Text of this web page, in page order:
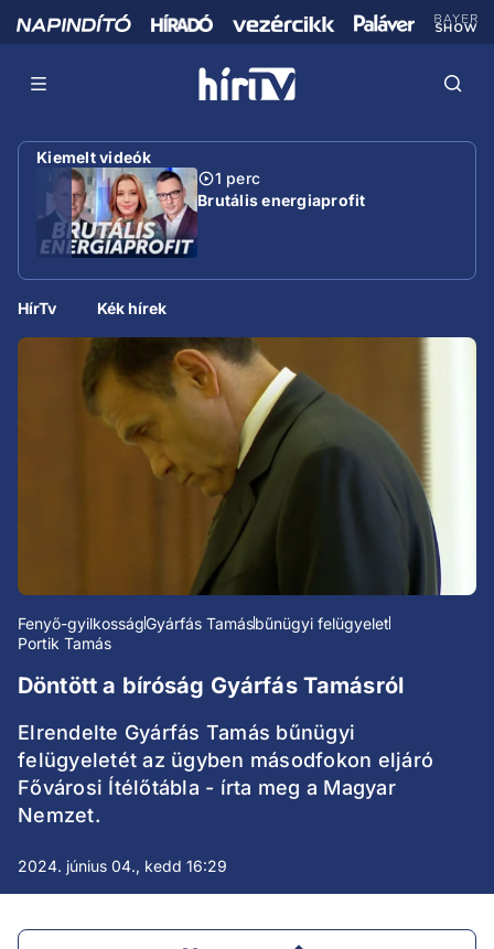
Kiemelt videók
1 perc
Brutális energiaprofit
HírTv Kék hírek
Fenyő-gyilkosságGyárfás Tamásbűnügyi felügyelet
Portik Tamás
Döntött a bíróság Gyárfás Tamásról
Elrendelte Gyárfás Tamás bűnügyi
felügyeletét az ügyben másodfokon eljáró
Fővárosi Ítélőtábla - írta meg a Magyar
Nemzet.
2024. június 04., kedd 16:29